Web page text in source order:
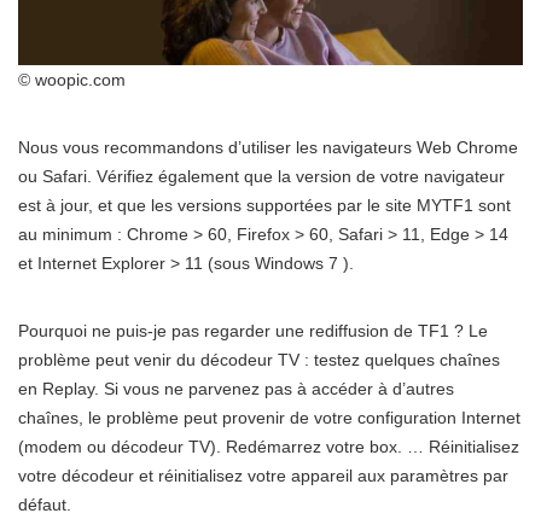
© woopic.com
Nous vous recommandons d’utiliser les navigateurs Web Chrome
ou Safari. Vérifiez également que la version de votre navigateur
est à jour, et que les versions supportées par le site MYTF1 sont
au minimum : Chrome > 60, Firefox > 60, Safari > 11, Edge > 14
et Internet Explorer > 11 (sous Windows 7 ).
Pourquoi ne puis-je pas regarder une rediffusion de TF1 ? Le
problème peut venir du décodeur TV : testez quelques chaînes
en Replay. Si vous ne parvenez pas à accéder à d’autres
chaînes, le problème peut provenir de votre configuration Internet
(modem ou décodeur TV). Redémarrez votre box. … Réinitialisez
votre décodeur et réinitialisez votre appareil aux paramètres par
défaut.